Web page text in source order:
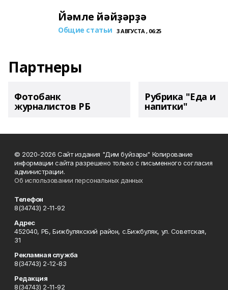
Йәмле йәйҙәрҙә
Общие статьи 3 АВГУСТА , 06:25
Партнеры
Фотобанк
журналистов РБ
Рубрика "Еда и
напитки"
© 2020-2026 Сайт издания "Дим буйзары" Копирование
информации сайта разрешено только с письменного согласия
администрации.
Об использовании персональных данных
Телефон
8(34743) 2-11-92
Адрес
452040, РБ, Бижбулякский район, с.Бижбуляк, ул. Советская,
31
Рекламная служба
8(34743) 2-12-83
Редакция
8(34743) 2-11-92